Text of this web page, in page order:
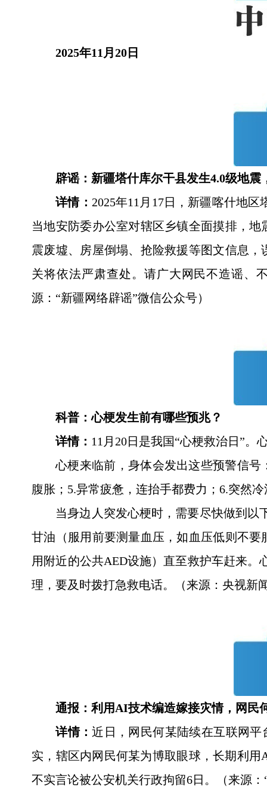
2025年11月20日
辟谣：新疆塔什库尔干县发生4.0级地震
详情： 2025年11月17日，新疆喀什地
当地安防委办公室对辖区乡镇全面摸排，
震废墟、房屋倒塌、抢险救援等图文信息
关将依法严肃查处。请广大网民不造谣、
源：“新疆网络辟谣”微信公众号）
科普：心梗发生前有哪些预兆？
详情： 11月20日是我国“心梗救治日”。
心梗来临前，身体会发出这些预警信号
腹胀；5.异常疲惫，连抬手都费力；6.突然
当身边人突发心梗时，需要尽快做到以
甘油（服用前要测量血压，如血压低则不
用附近的公共AED设施）直至救护车赶来
理，要及时拨打急救电话。（来源：央视新
通报：利用AI技术编造嫁接灾情，网民
详情：近日，网民何某陆续在互联网平
实，辖区内网民何某为博取眼球，长期利
不实言论被公安机关行政拘留6日。（来源